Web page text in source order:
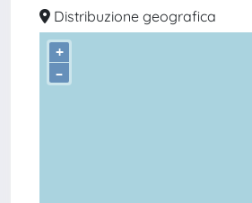
Distribuzione geografica
+
–